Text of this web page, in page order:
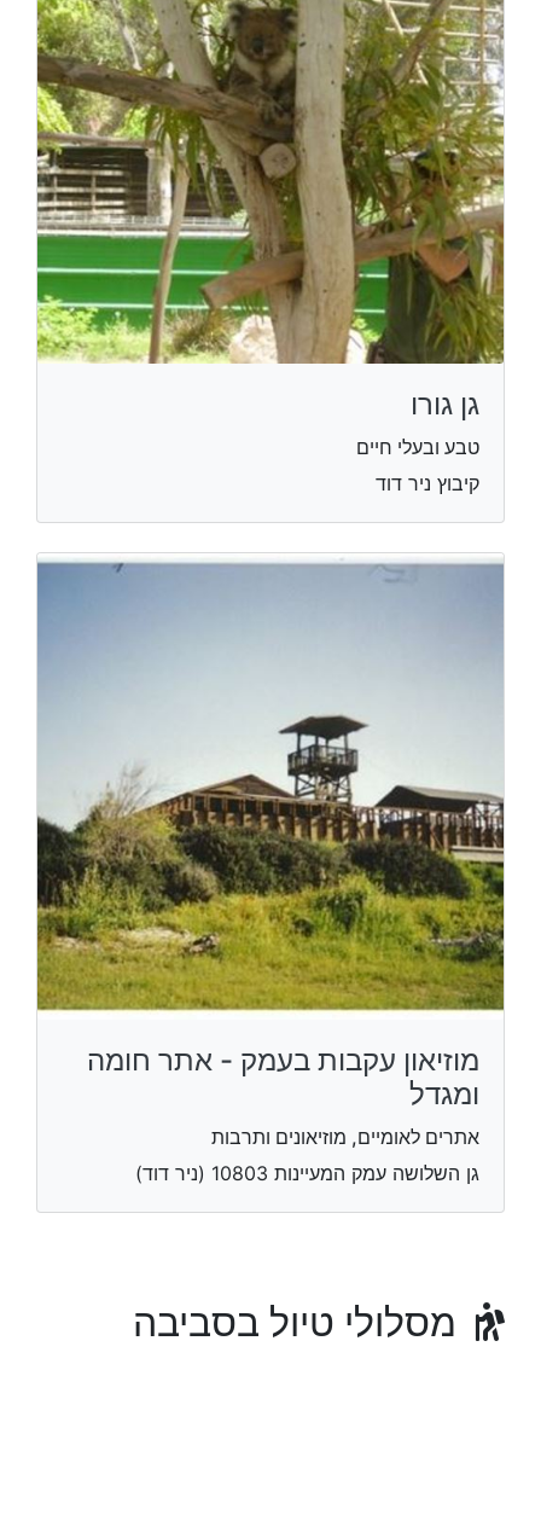
גן גורו
טבע ובעלי חיים
קיבוץ ניר דוד
מוזיאון עקבות בעמק - אתר חומה
ומגדל
אתרים לאומיים, מוזיאונים ותרבות
גן השלושה עמק המעיינות 10803 (ניר דוד)
מסלולי טיול בסביבה